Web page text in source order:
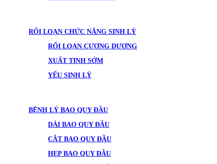
RỐI LOẠN CHỨC NĂNG SINH LÝ
RỐI LOẠN CƯƠNG DƯƠNG
XUẤT TINH SỚM
YẾU SINH LÝ
BỆNH LÝ BAO QUY ĐẦU
DÀI BAO QUY ĐẦU
CẮT BAO QUY ĐẦU
HẸP BAO QUY ĐẦU